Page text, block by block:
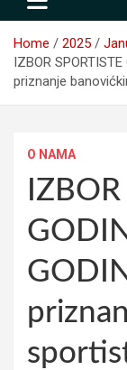
Home 2025
IZBOR
priznanje
O NAMA